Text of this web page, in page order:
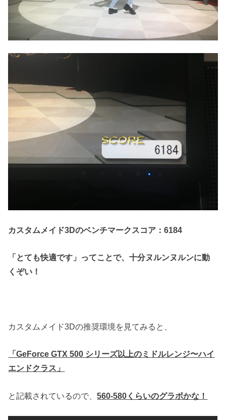
カスタムメイド3Dのベンチマークスコア：6184
「とても快適です」ってことで、十分ヌルンヌルンに動
くぞい！
カスタムメイド3Dの推奨環境を見てみると、
「GeForce GTX 500 シリーズ以上のミドルレンジ〜ハイ
エンドクラス」
と記載されているので、560-580くらいのグラボかな！